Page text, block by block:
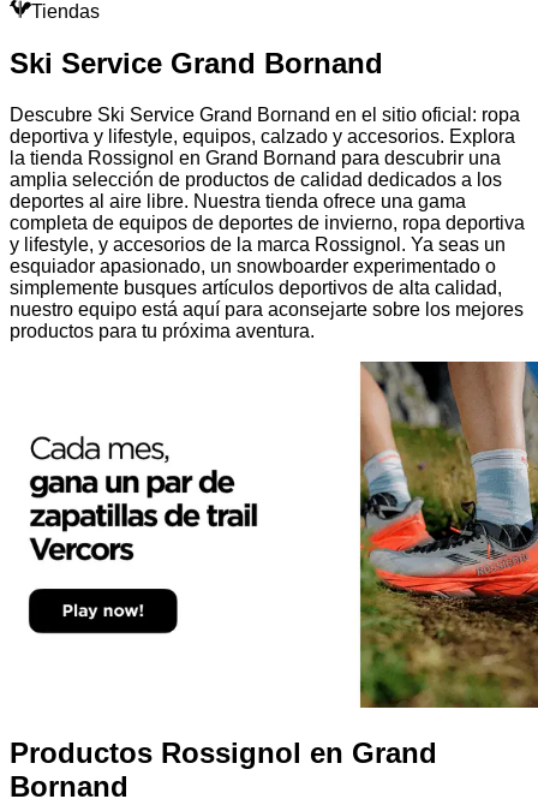
Tiendas
Ski Service Grand Bornand
Descubre Ski Service Grand Bornand en el sitio oficial: ropa
deportiva y lifestyle, equipos, calzado y accesorios. Explora
la tienda Rossignol en Grand Bornand para descubrir una
amplia selección de productos de calidad dedicados a los
deportes al aire libre. Nuestra tienda ofrece una gama
completa de equipos de deportes de invierno, ropa deportiva
y lifestyle, y accesorios de la marca Rossignol. Ya seas un
esquiador apasionado, un snowboarder experimentado o
simplemente busques artículos deportivos de alta calidad,
nuestro equipo está aquí para aconsejarte sobre los mejores
productos para tu próxima aventura.
Productos Rossignol en Grand
Bornand